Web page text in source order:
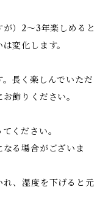
）2～3年楽しめると
変化します。
長く楽しんでいただ
飾りください。
ください。
る場合がございま
れ、湿度を下げると元